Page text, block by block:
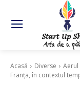
Acasă Diverse
Franța, în contextul